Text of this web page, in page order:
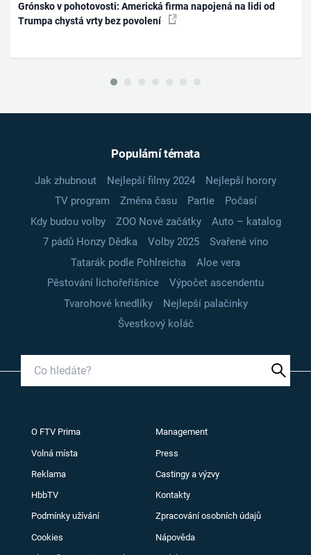
Grónsko v pohotovosti: Americká firma napojená na lidi od
Trumpa chystá vrty bez povolení
Populární témata
Jak zhubnout Nejlepší filmy 2024
Nejlepší horory
TV program
Změna času Partie
Počasí
Kdy budou volby
ZOO Nové začátky
Auto – katalog
7 pádů Honzy Dědka
Volby 2025
Svařené víno
Tatarák podle Pohlreicha
Aloe vera
Pěstování lichořeřišnice
Výpočet ascendentu
Tvarohové knedlíky
Nejlepší palačinky
Švestkový koláč
O FTV Prima Management
Volná místa Press
Reklama Castingy a výzvy
HbbTV Kontakty
Podmínky užívání Zpracování osobních údajů
Cookies Nápověda